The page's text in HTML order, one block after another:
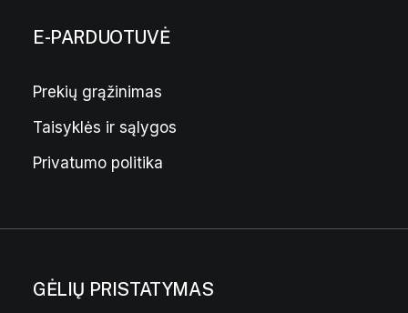
E-PARDUOTUVĖ
Prekių grąžinimas
Taisyklės ir sąlygos
Privatumo politika
GĖLIŲ PRISTATYMAS